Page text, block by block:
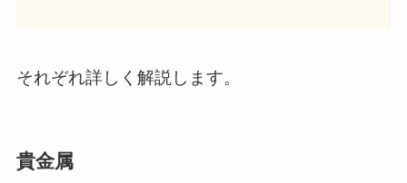
それぞれ詳しく解説します。
貴金属